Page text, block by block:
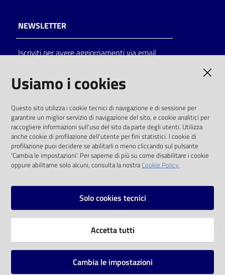
on line
Eventi
Chiedi al
bibliotecario
Avvisi
NEWSLETTER
Iscriviti per avere aggiornamenti via email
solo alle condizioni previste dalla direttiva
comunitaria 2003/98/CE e dal d.lgs. 36/2006
SOCIAL
Instagram
Vai alla pagina
Usiamo i cookies
Questo sito utilizza i cookie tecnici di navigazione e di sessione per
garantire un miglior servizio di navigazione del sito, e cookie analitici per
raccogliere informazioni sull'uso del sito da parte degli utenti. Utilizza
anche cookie di profilazione dell'utente per fini statistici. I cookie di
profilazione puoi decidere se abilitarli o meno cliccando sul pulsante
'Cambia le impostazioni'. Per saperne di più su come disabilitare i cookie
oppure abilitarne solo alcuni, consulta la nostraCookie Policy.
Solo cookies tecnici
Accetta tutti
Cambia le impostazioni